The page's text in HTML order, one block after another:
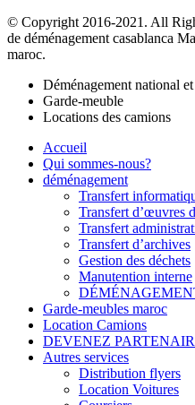
© Copyright 2016-2021. All
de déménagement casablanca
maroc.
Déménagement national
Garde-meuble
Locations des camions
Accueil
Qui sommes-nous?
déménagement
Transfert
Transfert d’œuvres
Transfert
Transfert d’archives
Gestion des déchets
Manutention interne
Garde-meubles maroc
Location Camions
DEVENEZ
Autres services
Distribution flyers
Location Voitures